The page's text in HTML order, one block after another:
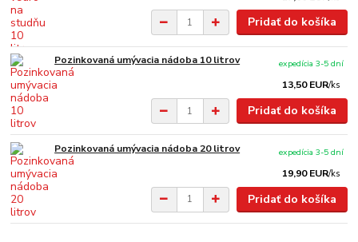
Pridať do košíka
Pozinkovaná umývacia nádoba 10 litrov
13,50 EUR/ks
expedícia 3-5 dní
Pridať do košíka
Pozinkovaná umývacia nádoba 20 litrov
19,90 EUR/ks
expedícia 3-5 dní
Pridať do košíka